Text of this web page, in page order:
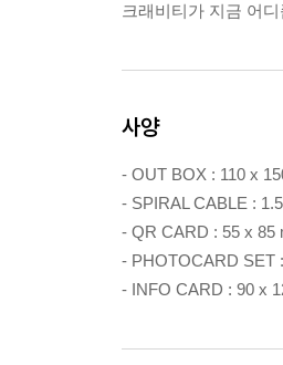
크래비티가 지금 어
사양
- OUT BOX : 110 x
- SPIRAL CABLE :
- QR CARD : 55 x 85
- PHOTOCARD SET
- INFO CARD : 90 x